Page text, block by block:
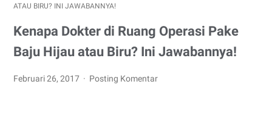
ATAU BIRU? INI JAWABANNYA!
Kenapa Dokter di Ruang Operasi Pake
Baju Hijau atau Biru? Ini Jawabannya!
Februari 26, 2017 Posting Komentar